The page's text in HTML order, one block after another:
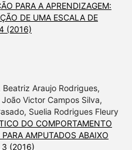
PARA A APRENDIZAGEM:
DE UMA ESCALA DE
(2016)
Araujo Rodrigues,
Victor Campos Silva,
Suelia Rodrigues Fleury
DO COMPORTAMENTO
AMPUTADOS ABAIXO
3 (2016)